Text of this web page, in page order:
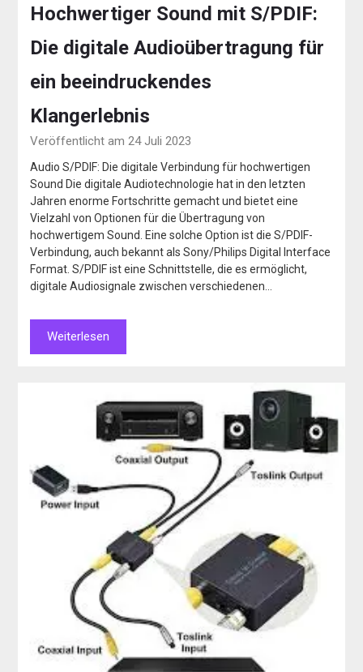
Hochwertiger Sound mit S/PDIF:
Die digitale Audioübertragung für
ein beeindruckendes
Klangerlebnis
Veröffentlicht am 24 Juli 2023
Audio S/PDIF: Die digitale Verbindung für hochwertigen
Sound Die digitale Audiotechnologie hat in den letzten
Jahren enorme Fortschritte gemacht und bietet eine
Vielzahl von Optionen für die Übertragung von
hochwertigem Sound. Eine solche Option ist die S/PDIF-
Verbindung, auch bekannt als Sony/Philips Digital Interface
Format. S/PDIF ist eine Schnittstelle, die es ermöglicht,
digitale Audiosignale zwischen verschiedenen…
Weiterlesen